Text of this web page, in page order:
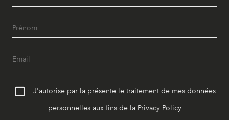
J'autorise par la présente le traitement de mes données
personnelles aux fins de la Privacy Policy